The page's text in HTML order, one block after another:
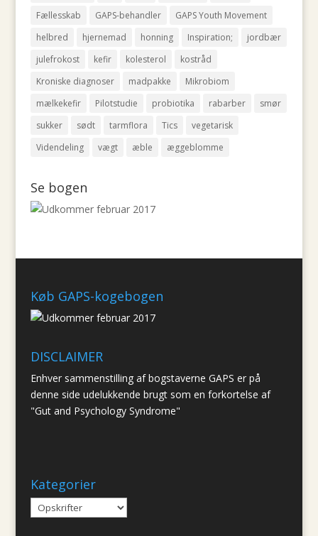
Fællesskab
GAPS-behandler
GAPS Youth Movement
helbred
hjernemad honning Inspiration;
jordbær
julefrokost
kefir kolesterol
kostråd
Kroniske diagnoser
madpakke
Mikrobiom
mælkekefir
Pilotstudie probiotika rabarber
smør
sukker
sødt tarmflora Tics
vegetarisk
Videndeling
vægt æble æggeblomme
Se bogen
Køb GAPS-kogebogen
DISCLAIMER
Enhver sammenstilling af bogstaverne GAPS er på
denne side udelukkende brugt som en forkortelse af
"Gut and Psychology Syndrome"
Kategorier
Kategorier